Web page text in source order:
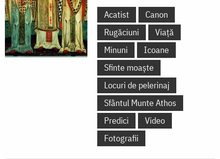
Acatist
Canon
Rugăciuni
Viață
Minuni
Icoane
Sfinte moaște
Locuri de pelerinaj
Sfântul Munte Athos
Predici
Video
Fotografii